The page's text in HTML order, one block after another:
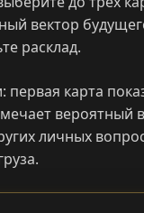
вектор
расклад.
карта
вероятный
личных